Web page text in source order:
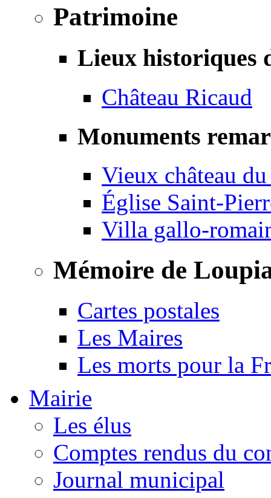
Patrimoine
Lieux historiques
Château Ricaud
Monuments
Vieux château
Église Saint-
Villa gallo-
Mémoire de
Cartes postales
Les Maires
Les morts pour la
Mairie
Les élus
Comptes rendus du
Journal municipal